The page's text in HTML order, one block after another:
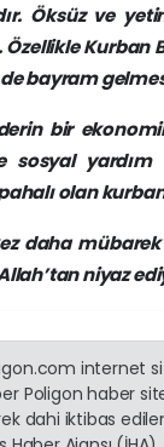
Öksüz ve
Özellikle Kurban
bayram
bir
sosyal yardım
olan
daha mübarek
niyaz
internet
Poligon haber
dahi iktibas